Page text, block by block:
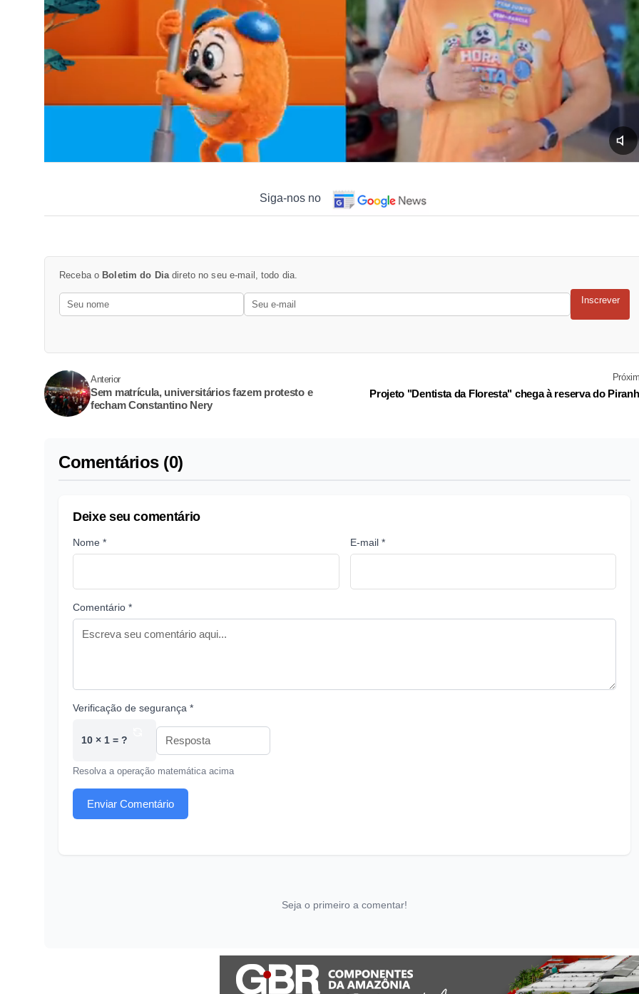
Siga-nos no
Receba o Boletim do Diadireto no seu e-mail, todo dia.
Inscrever
Anterior
Sem matrícula, universitários fazem protesto e
fecham Constantino Nery
Projeto "Dentista da Floresta" chega à reserva do
Comentários (0)
Deixe seu comentário
Nome * E-mail *
Comentário *
Verificação de segurança *
10 × 1 = ?
Resolva a operação matemática acima
Enviar Comentário
Seja o primeiro a comentar!